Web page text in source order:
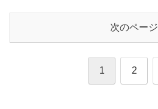
次のページ
1 2